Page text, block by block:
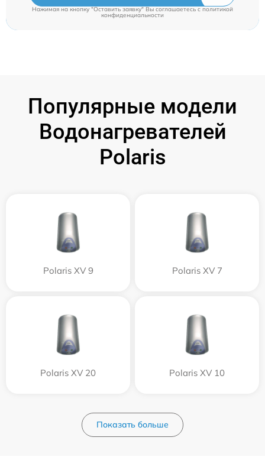
Нажимая на кнопку "Оставить заявку" Вы соглашаетесь cполитикой
конфиденциальности
Популярные модели
Водонагревателей
Polaris
Polaris XV 9 Polaris XV 7
Polaris XV 20 Polaris XV 10
Показать больше